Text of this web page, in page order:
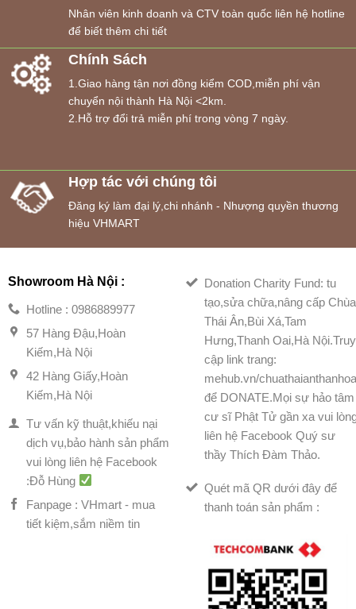
Nhân viên kinh doanh và CTV toàn quốc liên hệ hotline
để biết thêm chi tiết
Chính Sách
1.Giao hàng tận nơi đồng kiểm COD,miễn phí vận
chuyển nội thành Hà Nội <2km.
2.Hỗ trợ đổi trả miễn phí trong vòng 7 ngày.
Hợp tác với chúng tôi
Đăng ký làm đại lý,chi nhánh - Nhượng quyền thương
hiệu VHMART
Showroom Hà Nội :
Hotline : 0986889977
57 Hàng Đậu,Hoàn
Kiếm,Hà Nội
42 Hàng Giấy,Hoàn
Kiếm,Hà Nội
Tư vấn kỹ thuật,khiếu nại
dịch vụ,bảo hành sản phẩm
vui lòng liên hệ Facebook
:Đỗ Hùng
Fanpage : VHmart - mua
tiết kiệm,sắm niềm tin
Donation Charity Fund: tu
tạo,sửa chữa,nâng cấp Chùa
Thái Ân,Bùi Xá,Tam
Hưng,Thanh Oai,Hà Nội.Truy
cập link trang:
mehub.vn/
để DONATE.Mọi sự hảo tâm
cư sĩ Phật Tử gần xa vui
liên hệ Facebook Quý sư
thầy Thích Đàm Thảo.
Quét mã QR dưới đây để
thanh toán sản phẩm :